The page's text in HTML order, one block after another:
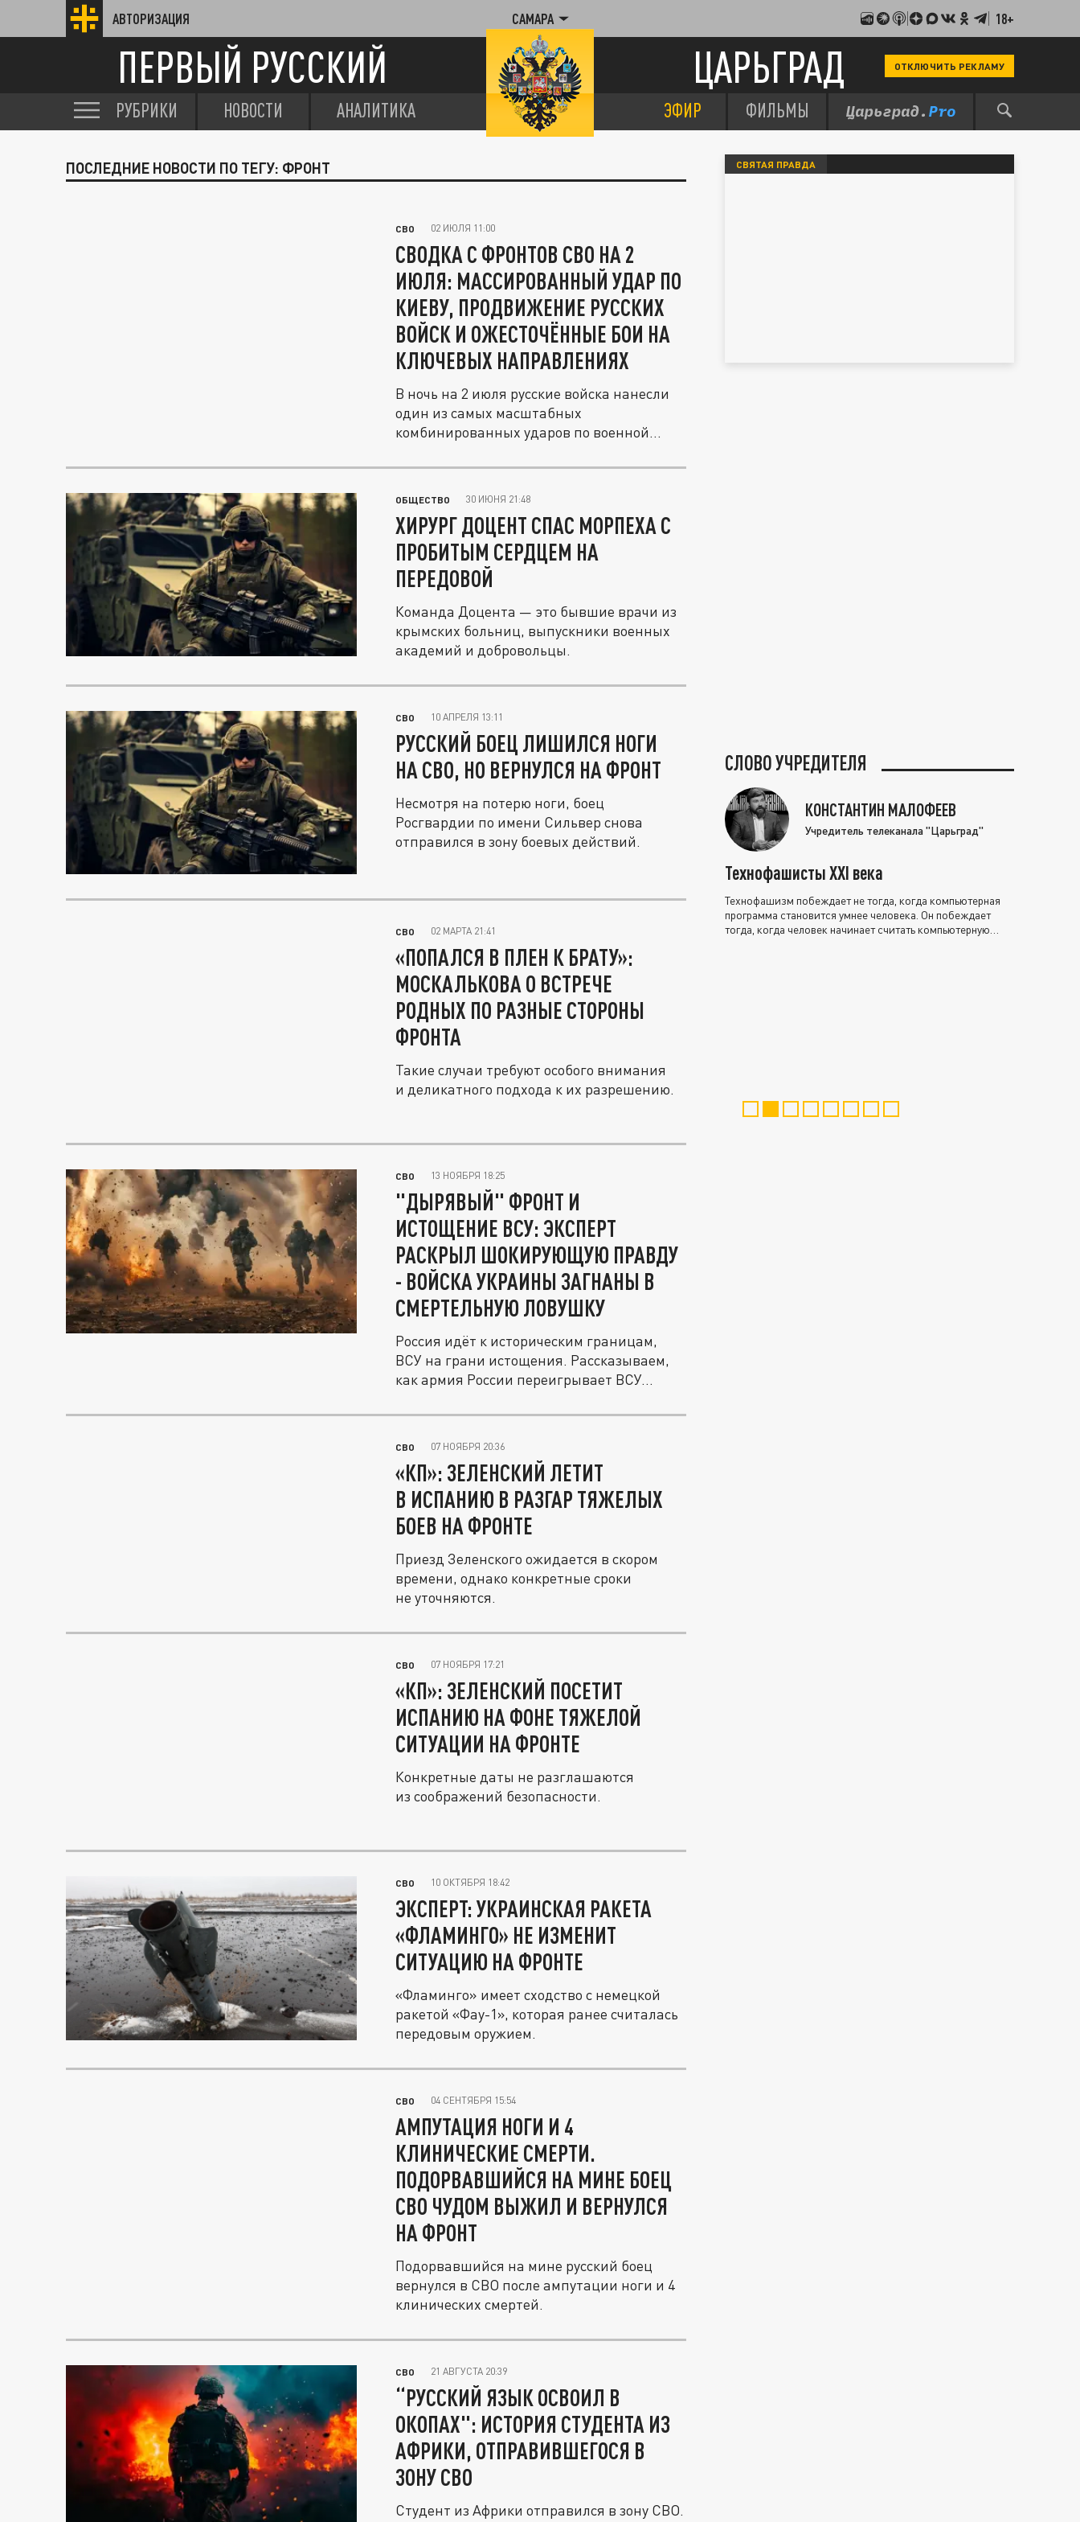
АВТОРИЗАЦИЯ САМАРА 18+
ПЕРВЫЙ РУССКИЙ ЦАРЬГРАД ОТКЛЮЧИТЬ РЕКЛАМУ
РУБРИКИ НОВОСТИ АНАЛИТИКА ЭФИР ФИЛЬМЫ
ПОСЛЕДНИЕ НОВОСТИ ПО ТЕГУ: ФРОНТ
СВО 02 ИЮЛЯ 11:00
СВОДКА С ФРОНТОВ СВО НА 2
ИЮЛЯ: МАССИРОВАННЫЙ УДАР ПО
КИЕВУ, ПРОДВИЖЕНИЕ РУССКИХ
ВОЙСК И ОЖЕСТОЧЁННЫЕ БОИ НА
КЛЮЧЕВЫХ НАПРАВЛЕНИЯХ
В ночь на 2 июля русские войска нанесли
один из самых масштабных
комбинированных ударов по военной...
ОБЩЕСТВО 30 ИЮНЯ 21:48
ХИРУРГ ДОЦЕНТ СПАС МОРПЕХА С
ПРОБИТЫМ СЕРДЦЕМ НА
ПЕРЕДОВОЙ
Команда Доцента — это бывшие врачи из
крымских больниц, выпускники военных
академий и добровольцы.
СВО 10 АПРЕЛЯ 13:11
РУССКИЙ БОЕЦ ЛИШИЛСЯ НОГИ
НА СВО, НО ВЕРНУЛСЯ НА ФРОНТ
Несмотря на потерю ноги, боец
Росгвардии по имени Сильвер снова
отправился в зону боевых действий.
СВО 02 МАРТА 21:41
«ПОПАЛСЯ В ПЛЕН К БРАТУ»:
МОСКАЛЬКОВА О ВСТРЕЧЕ
РОДНЫХ ПО РАЗНЫЕ СТОРОНЫ
ФРОНТА
Такие случаи требуют особого внимания
и деликатного подхода к их разрешению.
СВО 13 НОЯБРЯ 18:25
"ДЫРЯВЫЙ" ФРОНТ И
ИСТОЩЕНИЕ ВСУ: ЭКСПЕРТ
РАСКРЫЛ ШОКИРУЮЩУЮ ПРАВДУ
- ВОЙСКА УКРАИНЫ ЗАГНАНЫ В
СМЕРТЕЛЬНУЮ ЛОВУШКУ
Россия идёт к историческим границам,
ВСУ на грани истощения. Рассказываем,
как армия России переигрывает ВСУ...
СВО 07 НОЯБРЯ 20:36
«КП»: ЗЕЛЕНСКИЙ ЛЕТИТ
В ИСПАНИЮ В РАЗГАР ТЯЖЕЛЫХ
БОЕВ НА ФРОНТЕ
Приезд Зеленского ожидается в скором
времени, однако конкретные сроки
не уточняются.
СВО 07 НОЯБРЯ 17:21
«КП»: ЗЕЛЕНСКИЙ ПОСЕТИТ
ИСПАНИЮ НА ФОНЕ ТЯЖЕЛОЙ
СИТУАЦИИ НА ФРОНТЕ
Конкретные даты не разглашаются
из соображений безопасности.
СВО 10 ОКТЯБРЯ 18:42
ЭКСПЕРТ: УКРАИНСКАЯ РАКЕТА
«ФЛАМИНГО» НЕ ИЗМЕНИТ
СИТУАЦИЮ НА ФРОНТЕ
«Фламинго» имеет сходство с немецкой
ракетой «Фау-1», которая ранее считалась
передовым оружием.
СВО 04 СЕНТЯБРЯ 15:54
АМПУТАЦИЯ НОГИ И 4
КЛИНИЧЕСКИЕ СМЕРТИ.
ПОДОРВАВШИЙСЯ НА МИНЕ БОЕЦ
СВО ЧУДОМ ВЫЖИЛ И ВЕРНУЛСЯ
НА ФРОНТ
Подорвавшийся на мине русский боец
вернулся в СВО после ампутации ноги и 4
клинических смертей.
СВО 21 АВГУСТА 20:39
“РУССКИЙ ЯЗЫК ОСВОИЛ В
ОКОПАХ": ИСТОРИЯ СТУДЕНТА ИЗ
АФРИКИ, ОТПРАВИВШЕГОСЯ В
ЗОНУ СВО
Студент из Африки отправился в зону СВО.
СВЯТАЯ ПРАВДА
СЛОВО УЧРЕДИТЕЛЯ
КОНСТАНТИН МАЛОФЕЕВ
Учредитель телеканала "Царьград"
Технофашисты XXI века
Технофашизм побеждает не тогда, когда компьютерная
программа становится умнее человека. Он побеждает
тогда, когда человек начинает считать компьютерную